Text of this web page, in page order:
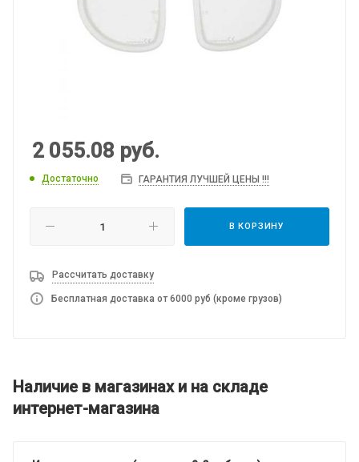
2 055.08 руб.
Достаточно ГАРАНТИЯ ЛУЧШЕЙ ЦЕНЫ !!!
В КОРЗИНУ
Рассчитать доставку
Бесплатная доставка от 6000 руб (кроме грузов)
Наличие в магазинах и на складе
интернет-магазина